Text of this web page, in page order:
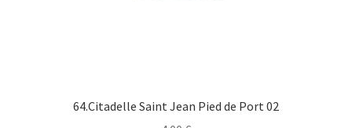
64.Citadelle Saint Jean Pied de Port 02